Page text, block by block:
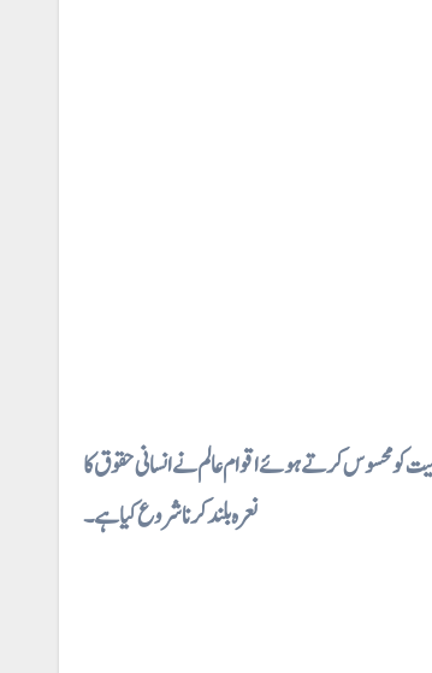
کو محسوس کرتے ہوئے اقوام عالم نے انسانی حقوق کا
نعرہ بلند کرنا شروع کیا ہے۔